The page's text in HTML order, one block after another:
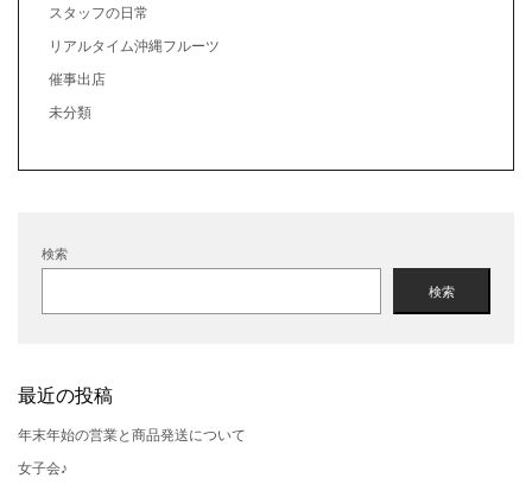
スタッフの日常
リアルタイム沖縄フルーツ
催事出店
未分類
検索
検索
最近の投稿
年末年始の営業と商品発送について
女子会♪